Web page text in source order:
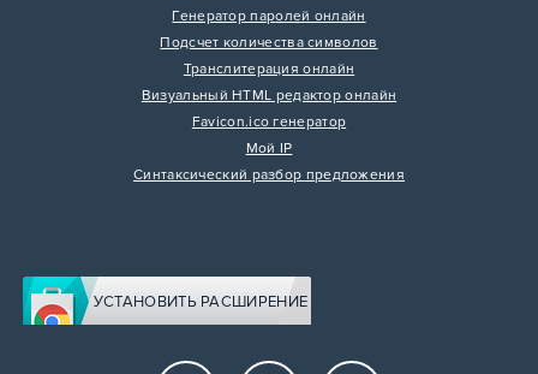
Генератор паролей онлайн
Подсчет количества символов
Транслитерация онлайн
Визуальный HTML редактор онлайн
Favicon.ico генератор
Мой IP
Синтаксический разбор предложения
УСТАНОВИТЬ РАСШИРЕНИЕ